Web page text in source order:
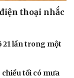
Câu
Đọc
Hạt
thoại nhắc
21 lần trong một
tối có mưa